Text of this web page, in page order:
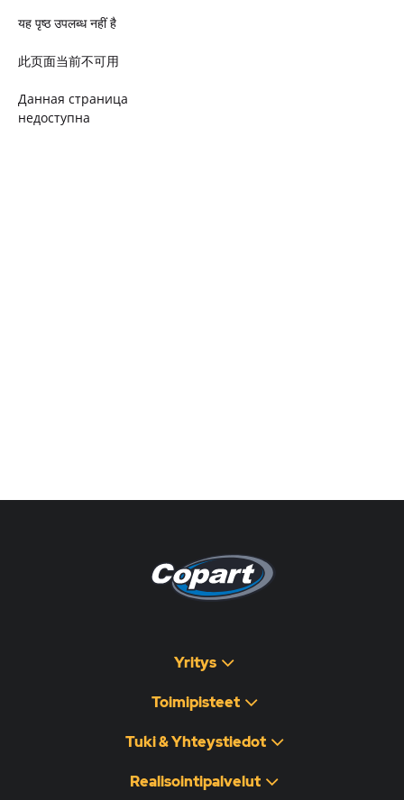
यह पृष्ठ उपलब्ध नहीं है
此页面当前不可用
Данная страница
недоступна
Yritys
Toimipisteet
Tuki & Yhteystiedot
Realisointipalvelut